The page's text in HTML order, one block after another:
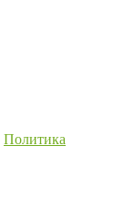
Политика